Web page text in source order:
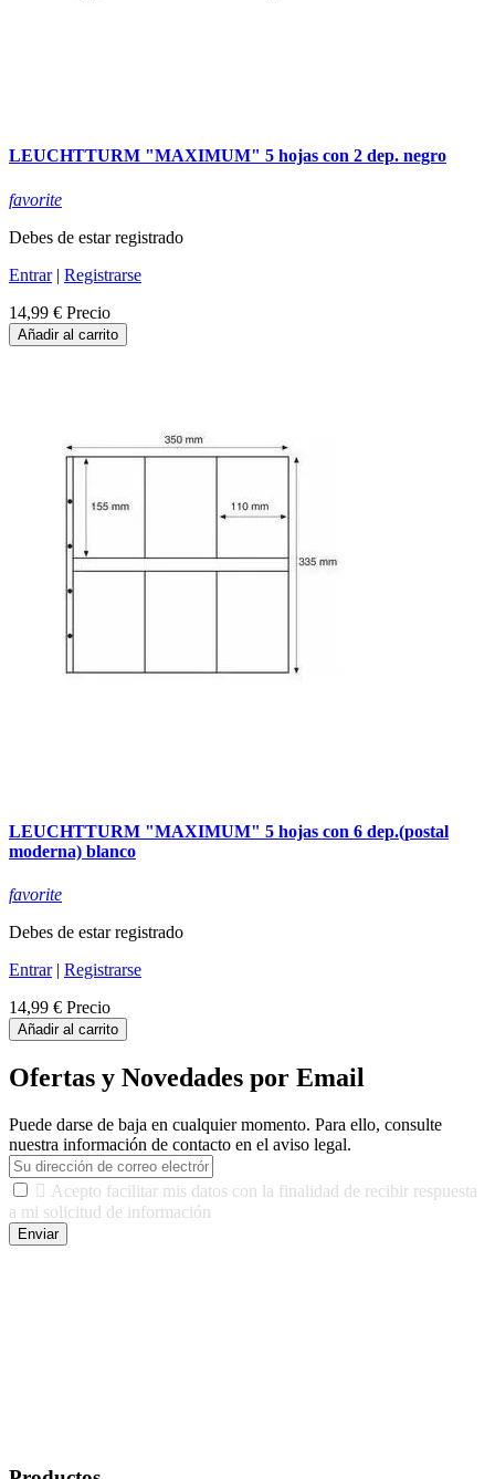
LEUCHTTURM "MAXIMUM" 5 hojas con 2 dep. negro
favorite
Debes de estar registrado
Entrar| Registrarse
14,99 € Precio
Añadir al carrito
LEUCHTTURM "MAXIMUM" 5 hojas con 6 dep.(postal
moderna) blanco
favorite
Debes de estar registrado
Entrar| Registrarse
14,99 € Precio
Añadir al carrito
Ofertas y Novedades por Email
Puede darse de baja en cualquier momento. Para ello, consulte
nuestra información de contacto en el aviso legal.
 Acepto facilitar mis datos con la finalidad de recibir respuesta
a mi solicitud de información
Enviar